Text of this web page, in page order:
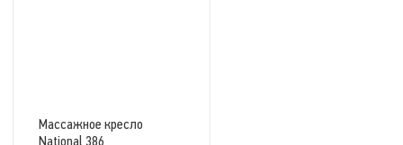
Массажное кресло
National 386